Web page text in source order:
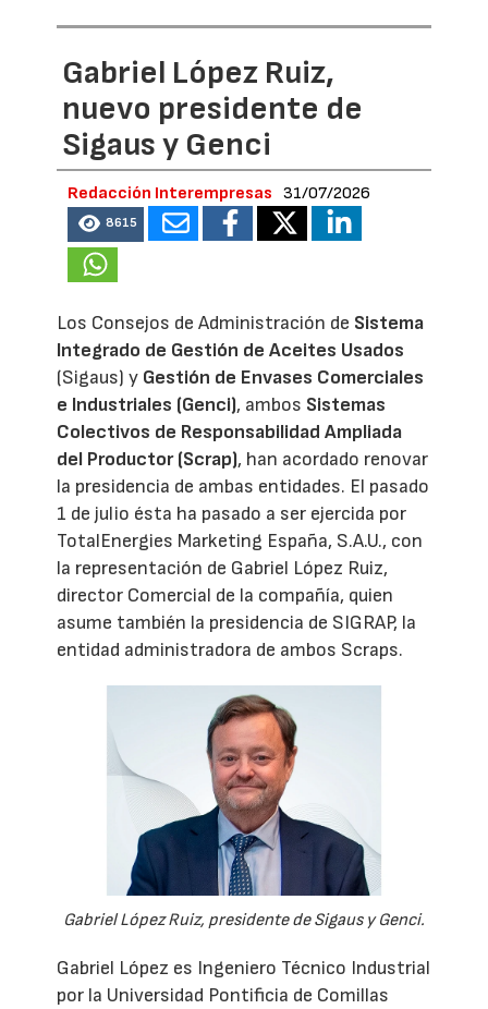
Gabriel López Ruiz,
nuevo presidente de
Sigaus y Genci
Redacción Interempresas 31/07/2026
8615
Los Consejos de Administración de Sistema
Integrado de Gestión de Aceites Usados
(Sigaus) y Gestión de Envases Comerciales
e Industriales (Genci), ambos Sistemas
Colectivos de Responsabilidad Ampliada
del Productor (Scrap), han acordado renovar
la presidencia de ambas entidades. El pasado
1 de julio ésta ha pasado a ser ejercida por
TotalEnergies Marketing España, S.A.U., con
la representación de Gabriel López Ruiz,
director Comercial de la compañía, quien
asume también la presidencia de SIGRAP, la
entidad administradora de ambos Scraps.
Gabriel López Ruiz, presidente de Sigaus y Genci.
Gabriel López es Ingeniero Técnico Industrial
por la Universidad Pontificia de Comillas